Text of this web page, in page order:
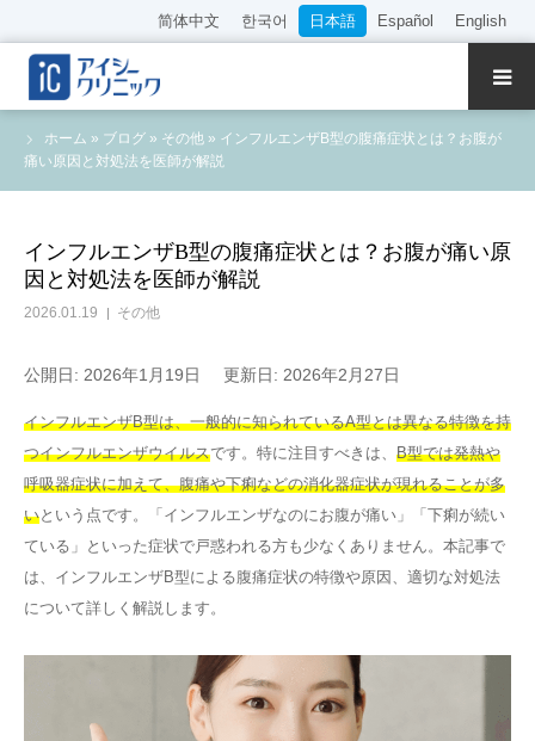
简体中文 한국어 日本語 Español English
ホーム » ブログ » その他 » インフルエンザB型の腹痛症状とは？お腹が
痛い原因と対処法を医師が解説
インフルエンザB型の腹痛症状とは？お腹が痛い原
因と対処法を医師が解説
2026.01.19 その他
公開日: 2026年1月19日 更新日: 2026年2月27日
インフルエンザB型は、一般的に知られているA型とは異なる特徴を持
つインフルエンザウイルスです。特に注目すべきは、 B型では発熱や
呼吸器症状に加えて、腹痛や下痢などの消化器症状が現れることが多
いという点です。「インフルエンザなのにお腹が痛い」「下痢が続い
ている」といった症状で戸惑われる方も少なくありません。本記事で
は、インフルエンザB型による腹痛症状の特徴や原因、適切な対処法
について詳しく解説します。
クリニック紹介
診療内容
WEB予約
料金表
採用情報
その他
한국어 日本語
English